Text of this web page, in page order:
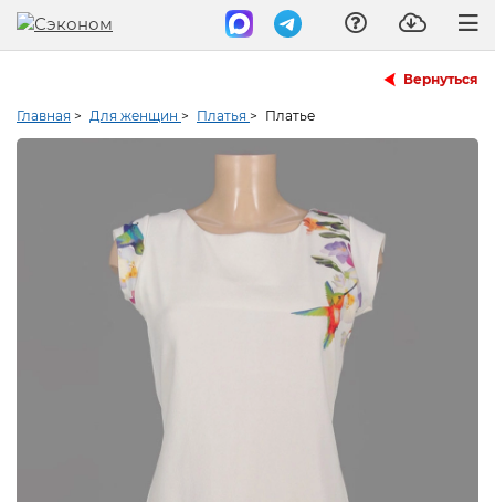
Вернуться
Главная > Для женщин > Платья > Платье